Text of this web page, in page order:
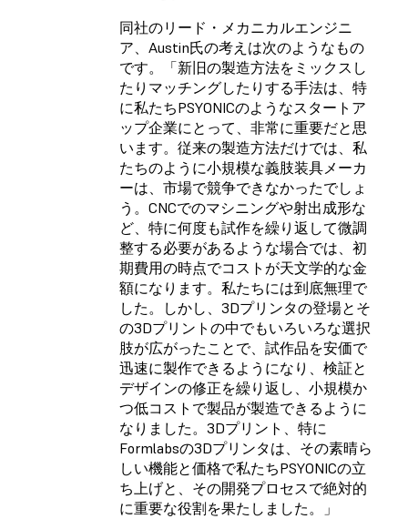
同社のリード・メカニカルエンジニ
ア、Austin氏の考えは次のようなもの
です。「新旧の製造方法をミックスし
たりマッチングしたりする手法は、特
に私たちPSYONICのようなスタートア
ップ企業にとって、非常に重要だと思
います。従来の製造方法だけでは、私
たちのように小規模な義肢装具メーカ
ーは、市場で競争できなかったでしょ
う。CNCでのマシニングや射出成形な
ど、特に何度も試作を繰り返して微調
整する必要があるような場合では、初
期費用の時点でコストが天文学的な金
額になります。私たちには到底無理で
した。しかし、3Dプリンタの登場とそ
の3Dプリントの中でもいろいろな選択
肢が広がったことで、試作品を安価で
迅速に製作できるようになり、検証と
デザインの修正を繰り返し、小規模か
つ低コストで製品が製造できるように
なりました。3Dプリント、特に
Formlabsの3Dプリンタは、その素晴ら
しい機能と価格で私たちPSYONICの立
ち上げと、その開発プロセスで絶対的
に重要な役割を果たしました。」